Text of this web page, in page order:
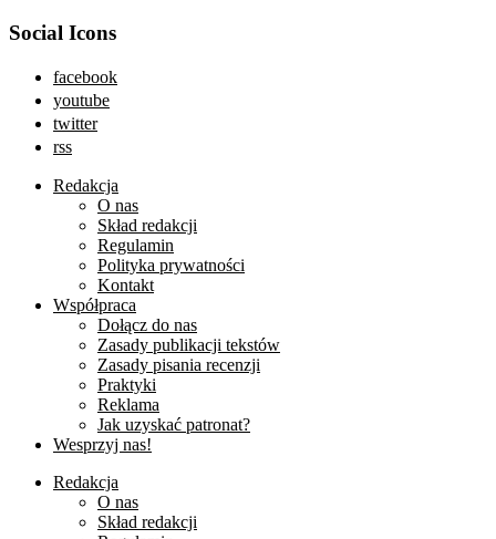
Social Icons
facebook
youtube
twitter
rss
Redakcja
O nas
Skład redakcji
Regulamin
Polityka prywatności
Kontakt
Współpraca
Dołącz do nas
Zasady publikacji tekstów
Zasady pisania recenzji
Praktyki
Reklama
Jak uzyskać patronat?
Wesprzyj nas!
Redakcja
O nas
Skład redakcji